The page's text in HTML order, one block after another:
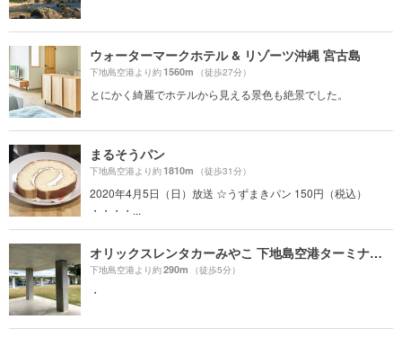
ウォーターマークホテル & リゾーツ沖縄 宮古島
下地島空港より約1560m （徒歩27分）
とにかく綺麗でホテルから見える景色も絶景でした。
まるそうパン
下地島空港より約1810m （徒歩31分）
2020年4月5日（日）放送 ☆うずまきパン 150円（税込）
・・・・...
オリックスレンタカーみやこ 下地島空港ターミナル店
下地島空港より約290m （徒歩5分）
・